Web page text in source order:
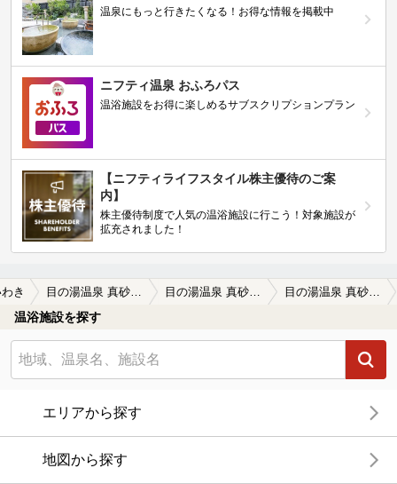
温泉にもっと行きたくなる！お得な情報を掲載中
ニフティ温泉 おふろパス
温浴施設をお得に楽しめるサブスクリプションプラン
【ニフティライフスタイル株主優待のご案
内】
株主優待制度で人気の温浴施設に行こう！対象施設が
拡充されました！
き 目の湯温泉 真砂屋(閉館しました)の口コミ 貸切状態だったけど・・・
温浴施設を探す
エリアから探す
地図から探す